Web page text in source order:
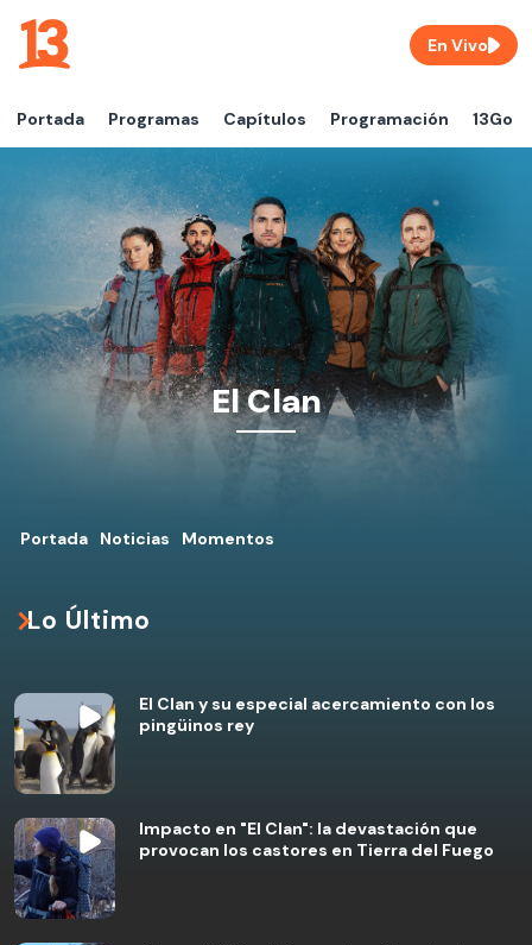
Portada Programas Capítulos Programación 13Go
En Vivo
El Clan
Portada Noticias Momentos
Lo Último
El Clan y su especial acercamiento con los
pingüinos rey
Impacto en "El Clan": la devastación que
provocan los castores en Tierra del Fuego